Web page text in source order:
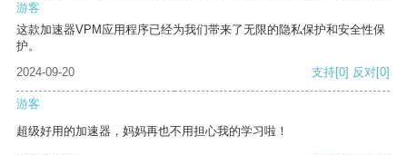
游客
这款加速器VPM应用程序已经为我们带来了无限的隐私保护和安全性保
护。
2024-09-20
支持[0] 反对[0]
游客
超级好用的加速器，妈妈再也不用担心我的学习啦！